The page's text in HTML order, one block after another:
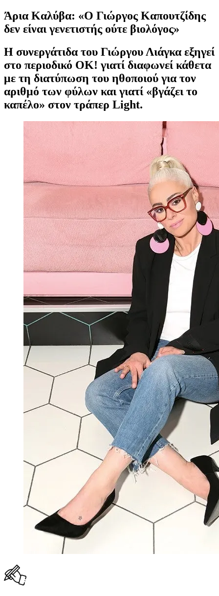
Άρια Καλύβα: «Ο Γιώργος Καπουτζίδης
δεν είναι γενετιστής ούτε βιολόγος»
Η συνεργάτιδα του Γιώργου Λιάγκα εξηγεί
στο περιοδικό ΟΚ! γιατί διαφωνεί κάθετα
με τη διατύπωση του ηθοποιού για τον
αριθμό των φύλων και γιατί «βγάζει το
καπέλο» στον τράπερ Light.